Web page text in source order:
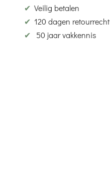
✔ Veilig betalen
✔ 120 dagen retourrecht
✔
50 jaar vakkennis